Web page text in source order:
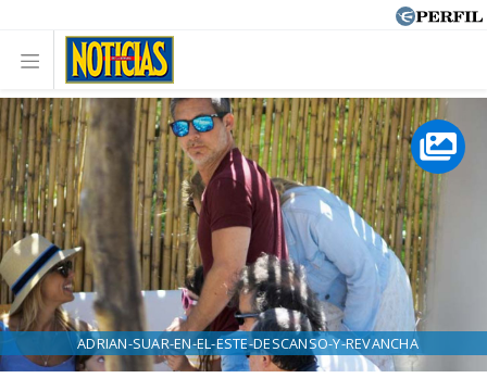
ADRIAN-SUAR-EN-EL-ESTE-DESCANSO-Y-REVANCHA